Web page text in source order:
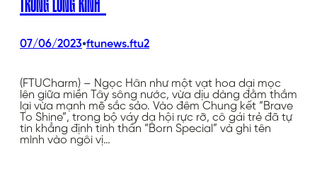
07/06/2023•ftunews.ftu2
(FTUCharm) – Ngọc Hân như một vạt hoa dại mọc
lên giữa miền Tây sông nước, vừa dịu dàng đằm thắm
lại vừa mạnh mẽ sắc sảo. Vào đêm Chung kết “Brave
To Shine”, trong bộ váy dạ hội rực rỡ, cô gái trẻ đã tự
tin khẳng định tinh thần “Born Special” và ghi tên
mình vào ngôi vị…